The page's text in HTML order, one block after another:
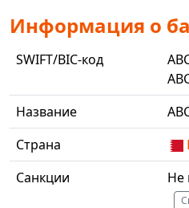
Информация о
SWIFT/BIC-код
Название
Страна
Санкции
Не